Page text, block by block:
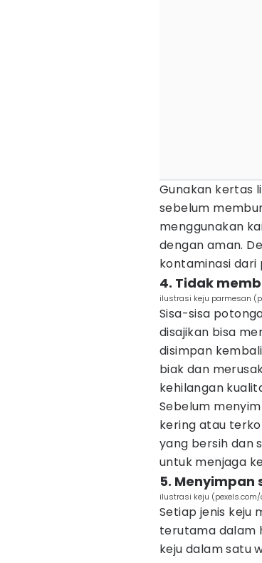
Gunakan kertas
sebelum
menggunakan
dengan aman.
kontaminasi dari
4. Tidak
ilustrasi keju parmesan
Sisa-sisa
disajikan bisa
disimpan
biak dan
kehilangan
Sebelum
kering atau
yang bersih dan
untuk menjaga
5.
ilustrasi keju
Setiap jenis keju
terutama dalam
keju dalam satu